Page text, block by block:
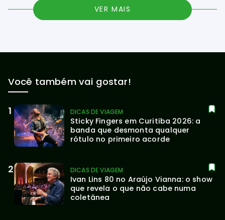
VER MAIS
Você também vai gostar!
DICAS DE VIAGEM
Sticky Fingers em Curitiba 2026: a
banda que desmonta qualquer
rótulo no primeiro acorde
DICAS DE VIAGEM
Ivan Lins 80 no Araújo Vianna: o show
que revela o que não cabe numa
coletânea